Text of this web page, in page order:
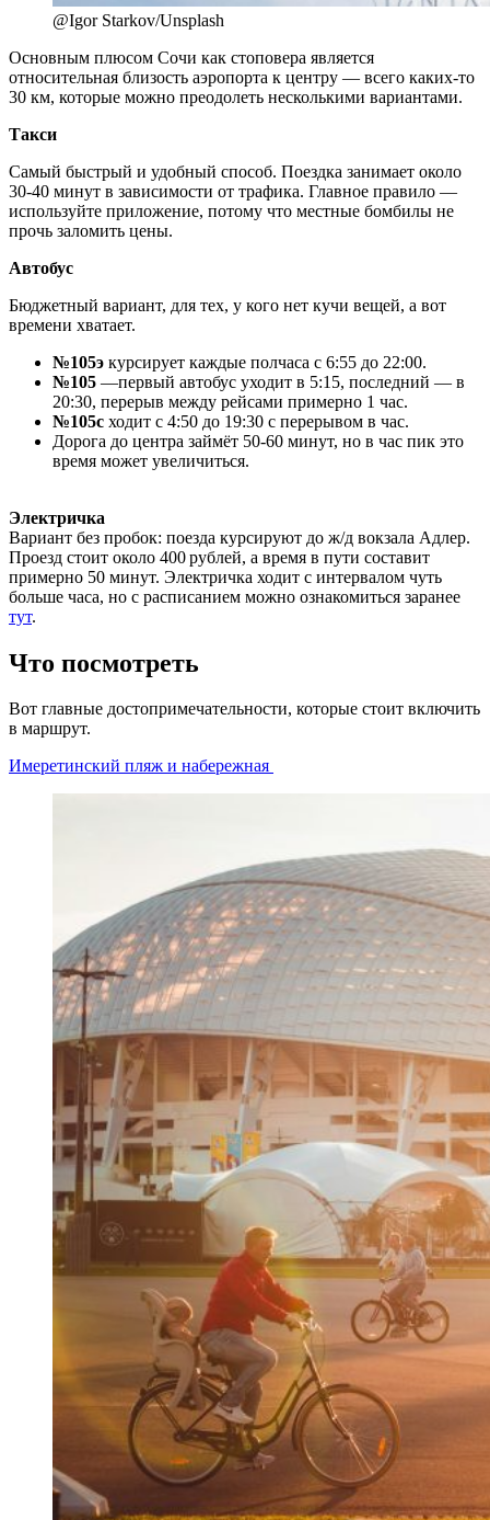
@Igor Starkov/Unsplash
Основным плюсом Сочи как стоповера является
относительная близость аэропорта к центру — всего каких-то
30 км, которые можно преодолеть несколькими вариантами.
Такси
Самый быстрый и удобный способ. Поездка занимает около
30-40 минут в зависимости от трафика. Главное правило —
используйте приложение, потому что местные бомбилы не
прочь заломить цены.
Автобус
Бюджетный вариант, для тех, у кого нет кучи вещей, а вот
времени хватает.
№105э курсирует каждые полчаса с 6:55 до 22:00.
№105 —первый автобус уходит в 5:15, последний — в
20:30, перерыв между рейсами примерно 1 час.
№105с ходит с 4:50 до 19:30 с перерывом в час.
Дорога до центра займёт 50-60 минут, но в час пик это
время может увеличиться.
Электричка
Вариант без пробок: поезда курсируют до ж/д вокзала Адлер.
Проезд стоит около 400 рублей, а время в пути составит
примерно 50 минут. Электричка ходит с интервалом чуть
больше часа, но с расписанием можно ознакомиться заранее
тут.
Что посмотреть
Вот главные достопримечательности, которые стоит включить
в маршрут.
Имеретинский пляж и набережная